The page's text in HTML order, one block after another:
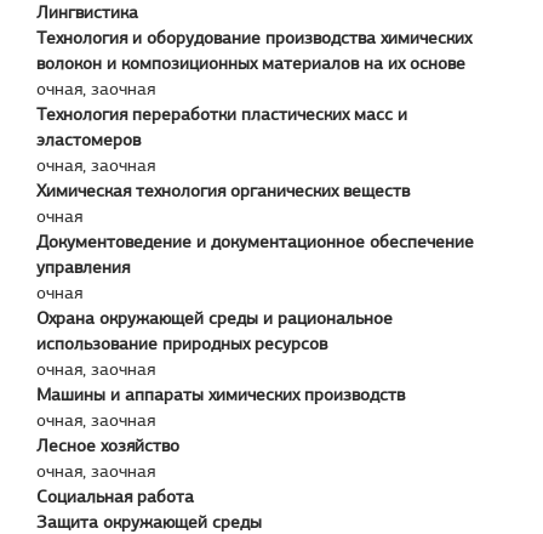
Лингвистика
Технология и оборудование производства химических
волокон и композиционных материалов на их основе
очная, заочная
Технология переработки пластических масс и
эластомеров
очная, заочная
Химическая технология органических веществ
очная
Документоведение и документационное обеспечение
управления
очная
Охрана окружающей среды и рациональное
использование природных ресурсов
очная, заочная
Машины и аппараты химических производств
очная, заочная
Лесное хозяйство
очная, заочная
Социальная работа
Защита окружающей среды